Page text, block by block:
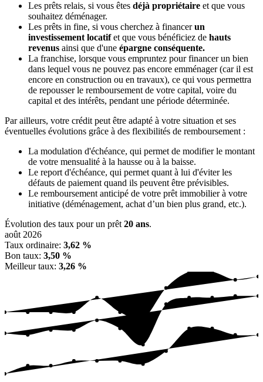
Les prêts relais, si vous êtes déjà propriétaire et que vous
souhaitez déménager.
Les prêts in fine, si vous cherchez à financerun
investissement locatifet que vous bénéficiez de hauts
revenus ainsi que d'une épargne conséquente.
La franchise, lorsque vous empruntez pour financer un bien
dans lequel vous ne pouvez pas encore emménager (car il est
encore en construction ou en travaux), ce qui vous permettra
de repousser le remboursement de votre capital, voire du
capital et des intérêts, pendant une période déterminée.
Par ailleurs, votre crédit peut être adapté à votre situation et ses
éventuelles évolutions grâce à des flexibilités de remboursement :
La modulation d'échéance, qui permet de modifier le montant
de votre mensualité à la hausse ou à la baisse.
Le report d'échéance, qui permet quant à lui d'éviter les
défauts de paiement quand ils peuvent être prévisibles.
Le remboursement anticipé de votre prêt immobilier à votre
initiative (déménagement, achat d’un bien plus grand, etc.).
Évolution des taux pour un prêt 20 ans.
août 2026
Taux ordinaire: 3,62 %
Bon taux: 3,50 %
Meilleur taux: 3,26 %